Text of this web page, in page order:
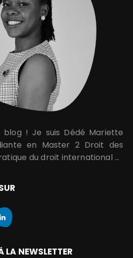
blog ! Je suis Dédé Mariette
en Master 2 Droit des
du droit international et
et la protection des…
LA NEWSLETTER